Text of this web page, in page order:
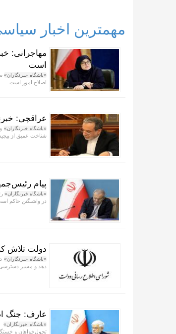
مهمترین اخبار
مهاجرانی:
است
«باشگاه خبرنگاران»
اصلاح امور است.
عراقچی:
«باشگاه خبرنگاران»
شناخت عمیق از
پیام
«باشگاه خبرنگاران»
در واشنگتن حاکم
دولت تلاش
«باشگاه خبرنگاران»
دهد و مسیر دسترسی
عارف: جنگ
«باشگاه خبرنگاران»
تحول‌خواهان و